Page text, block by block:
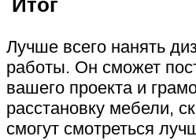
Итог
Лучше всего нанять
работы. Он сможет
вашего проекта и
расстановку мебели,
смогут смотреться